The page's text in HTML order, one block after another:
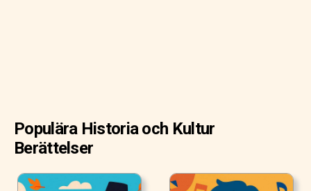
Populära Historia och Kultur
Berättelser